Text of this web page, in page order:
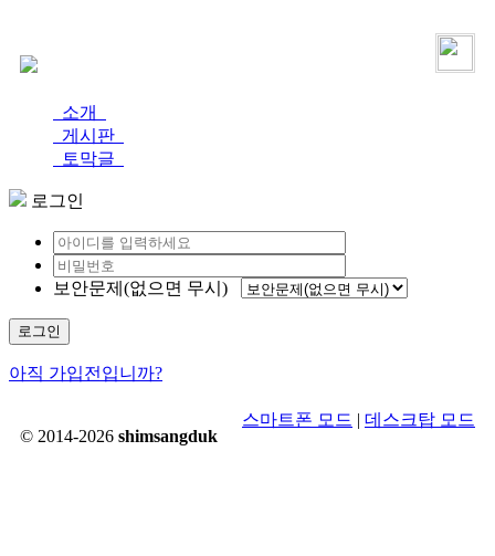
소개
게시판
토막글
로그인
보안문제(없으면 무시)
로그인
아직 가입전입니까?
© 2014-2026 shimsangduk
스마트폰 모드 | 데스크탑 모드